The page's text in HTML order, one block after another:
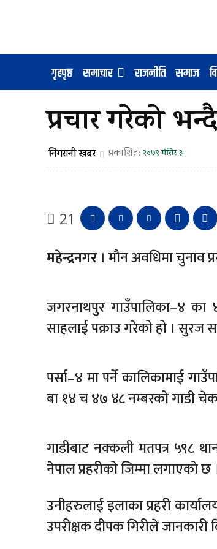
गृहपृष्ठ समाचार राजनीति समाज
प्रचार गरेको
निगरानी खबर प्रकाशित: २०७९ मंसिर ३
21
महेन्द्रनगर । मौन अवधिमा चुनाव
जगरनाथपुर गाउँपालिका–४
साहलाई पक्राउ गरेको हो । सुरज
पर्सा–४ मा पर्ने कालिकामाई
बा १४ च ४७ ४८ नम्बरको गाडी
गाडीबाट नक्कली मतपत्र ५९८
नेपाल प्रहरीको जिम्मा लगाएको छ
उनीहरुलाई इलाका प्रहरी
उपरीक्षक दीपक गिरीले जानकारी